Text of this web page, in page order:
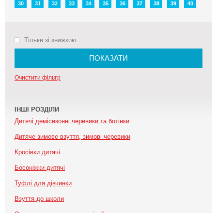
30 31 32 33 34 35 36 37 38 39 40
Тільки зі знижкою
ПОКАЗАТИ
Очистити фільтр
ІНШІ РОЗДІЛИ
Дитячі демісезонні черевики та ботінки
Дитяче зимове взуття, зимові черевики
Кросівки дитячі
Босоніжки дитячі
Туфлі для дівчинки
Взуття до школи